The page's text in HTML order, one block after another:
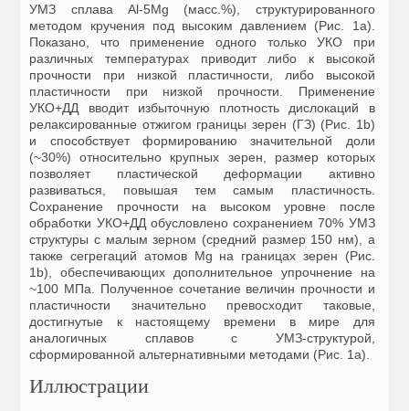
УМЗ сплава Al-5Mg (масc.%), структурированного
методом кручения под высоким давлением (Рис. 1а).
Показано, что применение одного только УКО при
различных температурах приводит либо к высокой
прочности при низкой пластичности, либо высокой
пластичности при низкой прочности. Применение
УКО+ДД вводит избыточную плотность дислокаций в
релаксированные отжигом границы зерен (ГЗ) (Рис. 1b)
и способствует формированию значительной доли
(~30%) относительно крупных зерен, размер которых
позволяет пластической деформации активно
развиваться, повышая тем самым пластичность.
Сохранение прочности на высоком уровне после
обработки УКО+ДД обусловлено сохранением 70% УМЗ
структуры с малым зерном (средний размер 150 нм), а
также сегрегаций атомов Mg на границах зерен (Рис.
1b), обеспечивающих дополнительное упрочнение на
~100 МПа. Полученное сочетание величин прочности и
пластичности значительно превосходит таковые,
достигнутые к настоящему времени в мире для
аналогичных сплавов с УМЗ-структурой,
cформированной альтернативными методами (Рис. 1a).
Иллюстрации